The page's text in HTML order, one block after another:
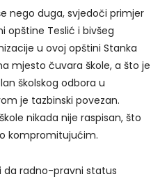
nego duga, svjedoči primjer
opštine Teslić i bivšeg
u ovoj opštini Stanka
mjesto čuvara škole, a što je
školskog odbora u
je tazbinski povezan.
nikada nije raspisan, što
kompromitujućim.
da radno-pravni status